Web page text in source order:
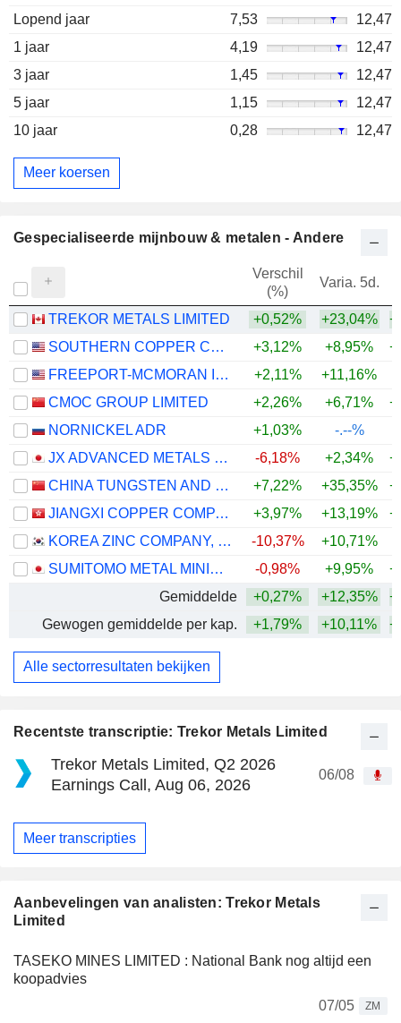
Recentste transcriptie: Trekor Metals Limited
Trekor Metals Limited, Q2 2026
Earnings Call, Aug 06, 2026
06/08
Meer transcripties
Aanbevelingen van analisten: Trekor Metals
Limited
TASEKO MINES LIMITED : National Bank nog altijd een
koopadvies
07/05
ZM
Lopend jaar
7,53
12,47
1 jaar
4,19
12,47
3 jaar
1,45
12,47
5 jaar
1,15
12,47
10 jaar
0,28 12,47
Meer koersen
Gespecialiseerde mijnbouw & metalen - Andere
Verschil
(%)
Varia. 5d.
TREKOR METALS LIMITED +0,52% +23,04%
SOUTHERN COPPER CORPORATION
+3,12% +8,95%
FREEPORT-MCMORAN INC.
+2,11% +11,16%
CMOC GROUP LIMITED
+2,26% +6,71%
NORNICKEL ADR
+1,03%
-.--%
JX ADVANCED METALS CORPORATION
-6,18% +2,34%
CHINA TUNGSTEN AND HIGHTECH MATERIALS CO.,LTD
+7,22% +35,35%
JIANGXI COPPER COMPANY LIMITED
+3,97% +13,19%
KOREA ZINC COMPANY, LTD.
-10,37% +10,71%
SUMITOMO METAL MINING CO., LTD.
-0,98% +9,95%
Gemiddelde
+0,27% +12,35%
Gewogen gemiddelde per kap.
+1,79% +10,11%
Alle sectorresultaten bekijken